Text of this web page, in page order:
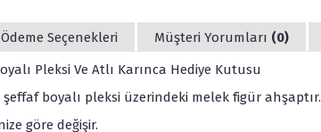
Ödeme Seçenekleri Müşteri Yorumları (0)
Pleksi Ve Atlı Karınca Hediye Kutusu
şeffaf boyalı pleksi üzerindeki melek figür ahşaptır.
göre değişir.